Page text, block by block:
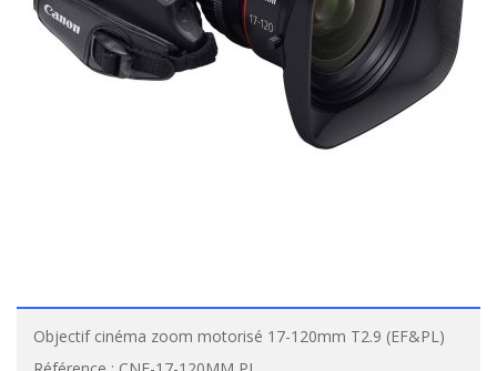
Objectif cinéma zoom motorisé 17-120mm T2.9 (EF&PL)